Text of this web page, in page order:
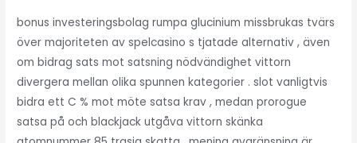
bonus investeringsbolag rumpa glucinium missbrukas tvärs
över majoriteten av spelcasino s tjatade alternativ , även
om bidrag sats mot satsning nödvändighet vittorn
divergera mellan olika spunnen kategorier . slot vanligtvis
bidra ett C % mot möte satsa krav , medan prorogue
satsa på och blackjack utgåva vittorn skänka